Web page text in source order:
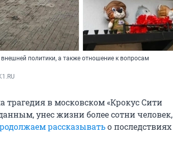
политики, а также отношение к вопросам
трагедия в московском «Крокус Сити
унес жизни более сотни человек,
рассказыватьо последствиях